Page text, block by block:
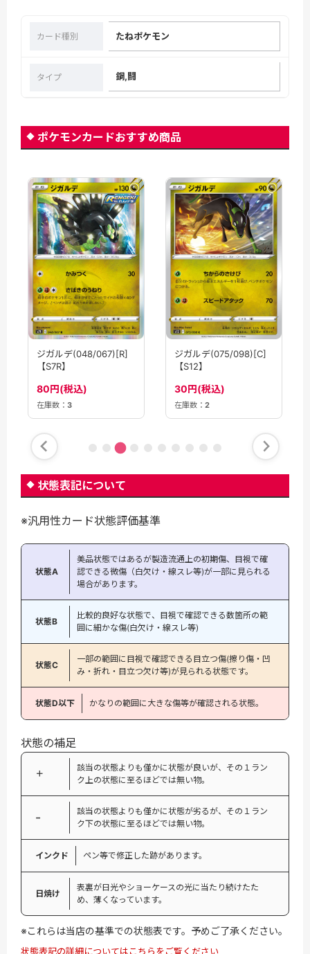
カード種別 たねポケモン
タイプ 鋼,闘
ポケモンカードおすすめ商品
ジガルデ(048/067)[R]
【S7R】
80円(税込)
在庫数： 3
ジガルデ(075/098)[C]
【S12】
30円(税込)
在庫数： 2
状態表記について
※汎用性カード状態評価基準
状態A
美品状態ではあるが製造流通上の初期傷、目視で確
認できる微傷（白欠け・線スレ等)が一部に見られる
場合があります。
状態B
比較的良好な状態で、目視で確認できる数箇所の範
囲に細かな傷(白欠け・線スレ等)
状態C
一部の範囲に目視で確認できる目立つ傷(擦り傷・凹
み・折れ・目立つ欠け等)が見られる状態です。
状態D以下 かなりの範囲に大きな傷等が確認される状態。
状態の補足
＋
該当の状態よりも僅かに状態が良いが、その１ラン
ク上の状態に至るほどでは無い物。
−
該当の状態よりも僅かに状態が劣るが、その１ラン
ク下の状態に至るほどでは無い物。
インクド ペン等で修正した跡があります。
日焼け
表裏が日光やショーケースの光に当たり続けたた
め、薄くなっています。
※これらは当店の基準での状態表です。予めご了承ください。
状態表記の詳細についてはこちらをご覧ください